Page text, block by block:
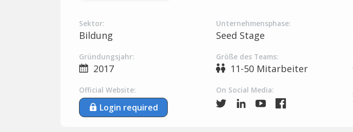
Sektor:
Bildung
Unternehmensphase:
Seed Stage
Gründungsjahr:
2017
Größe des Teams:
11-50 Mitarbeiter
Official Website:
Login required
On Social Media: